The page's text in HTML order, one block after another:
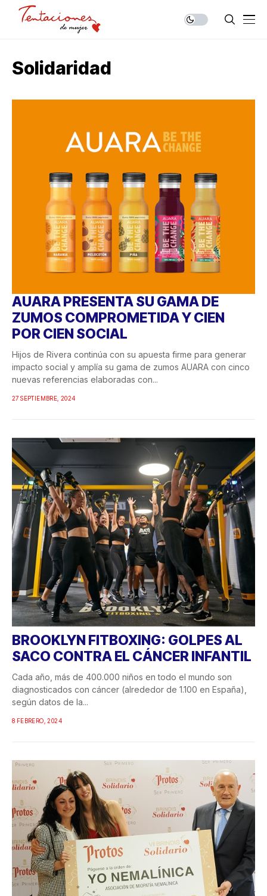
Solidaridad
AUARA PRESENTA SU GAMA DE
ZUMOS COMPROMETIDA Y CIEN
POR CIEN SOCIAL
Hijos de Rivera continúa con su apuesta firme para generar
impacto social y amplía su gama de zumos AUARA con cinco
nuevas referencias elaboradas con...
27 SEPTIEMBRE, 2024
BROOKLYN FITBOXING: GOLPES AL
SACO CONTRA EL CÁNCER INFANTIL
Cada año, más de 400.000 niños en todo el mundo son
diagnosticados con cáncer (alrededor de 1.100 en España),
según datos de la...
8 FEBRERO, 2024